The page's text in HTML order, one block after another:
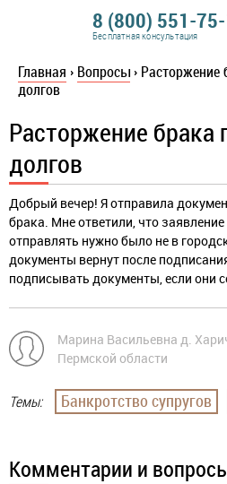
8 (800) 551-
Бесплатная консультация
Главная › Вопросы › Расторжение
долгов
Расторжение брака
долгов
Добрый вечер! Я отправила
брака. Мне ответили, что
отправлять нужно было не в
документы вернут после
подписывать документы, если они
Марина Васильевна д.
Пермской области
Темы: Банкротство супругов
Комментарии и